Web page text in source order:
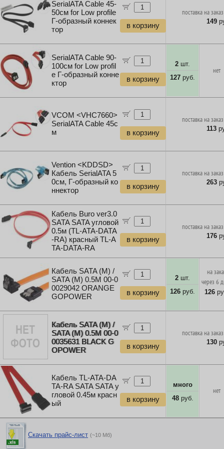
SerialATA Cable 45-
50см for Low profile
Г-образный коннек
тор
в корзину
поставка на
149
SerialATA Cable 90-
100см for Low profil
e Г-образный конне
ктор
в корзину
2 шт.
127 руб.
нет
VCOM <VHC7660>
SerialATA Cable 45с
м
в корзину
поставка на
113
Vention <KDDSD>
Кабель SerialATA 5
0см, Г-образный ко
ннектор
в корзину
поставка на
263
Кабель Buro ver3.0
SATA SATA угловой
0.5м (TL-ATA-DATA
-RA) красный TL-A
TA-DATA-RA
в корзину
поставка на
176
Кабель SATA (M) /
SATA (M) 0.5M 00-0
0029042 ORANGE
GOPOWER
в корзину
2 шт.
126 руб.
на
через 6
126
Кабель SATA (M) /
SATA (M) 0.5M 00-0
0035631 BLACK G
OPOWER
в корзину
поставка на
130
Кабель TL-ATA-DA
TA-RA SATA SATA у
гловой 0.45м красн
ый
в корзину
много
48руб.
нет
Скачать прайс-лист (~10 Мб)